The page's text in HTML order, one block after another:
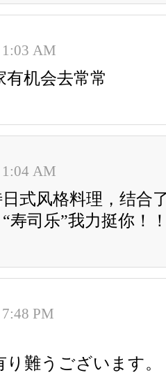
AM
有机会去常常
AM
式风格料理，结合
寿司乐”我力挺你！
PM
難うございます。